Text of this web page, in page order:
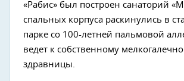
«Рабис» был построен санаторий
спальных корпуса раскинулись в
парке со 100-летней пальмовой
ведет к собственному
здравницы.